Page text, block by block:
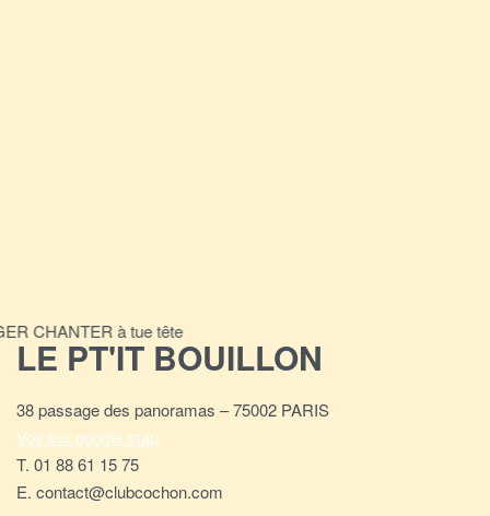
CHANTER à tue tête
LE PT'IT BOUILLON
38 passage des panoramas – 75002 PARIS
Voir sur google map
T. 01 88 61 15 75
E. contact@clubcochon.com